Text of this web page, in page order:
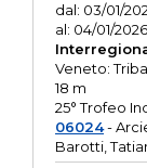
dal: 03/01/
al: 04/01/2026
Veneto:
18 m
25° Trofeo
06024-
Barotti,